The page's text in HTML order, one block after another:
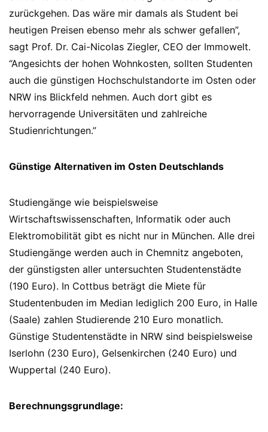
zurückgehen. Das wäre mir damals als Student bei
heutigen Preisen ebenso mehr als schwer gefallen”,
sagt Prof. Dr. Cai-Nicolas Ziegler, CEO der Immowelt.
“Angesichts der hohen Wohnkosten, sollten Studenten
auch die günstigen Hochschulstandorte im Osten oder
NRW ins Blickfeld nehmen. Auch dort gibt es
hervorragende Universitäten und zahlreiche
Studienrichtungen.”
Günstige Alternativen im Osten Deutschlands
Studiengänge wie beispielsweise
Wirtschaftswissenschaften, Informatik oder auch
Elektromobilität gibt es nicht nur in München. Alle drei
Studiengänge werden auch in Chemnitz angeboten,
der günstigsten aller untersuchten Studentenstädte
(190 Euro). In Cottbus beträgt die Miete für
Studentenbuden im Median lediglich 200 Euro, in Halle
(Saale) zahlen Studierende 210 Euro monatlich.
Günstige Studentenstädte in NRW sind beispielsweise
Iserlohn (230 Euro), Gelsenkirchen (240 Euro) und
Wuppertal (240 Euro).
Berechnungsgrundlage: